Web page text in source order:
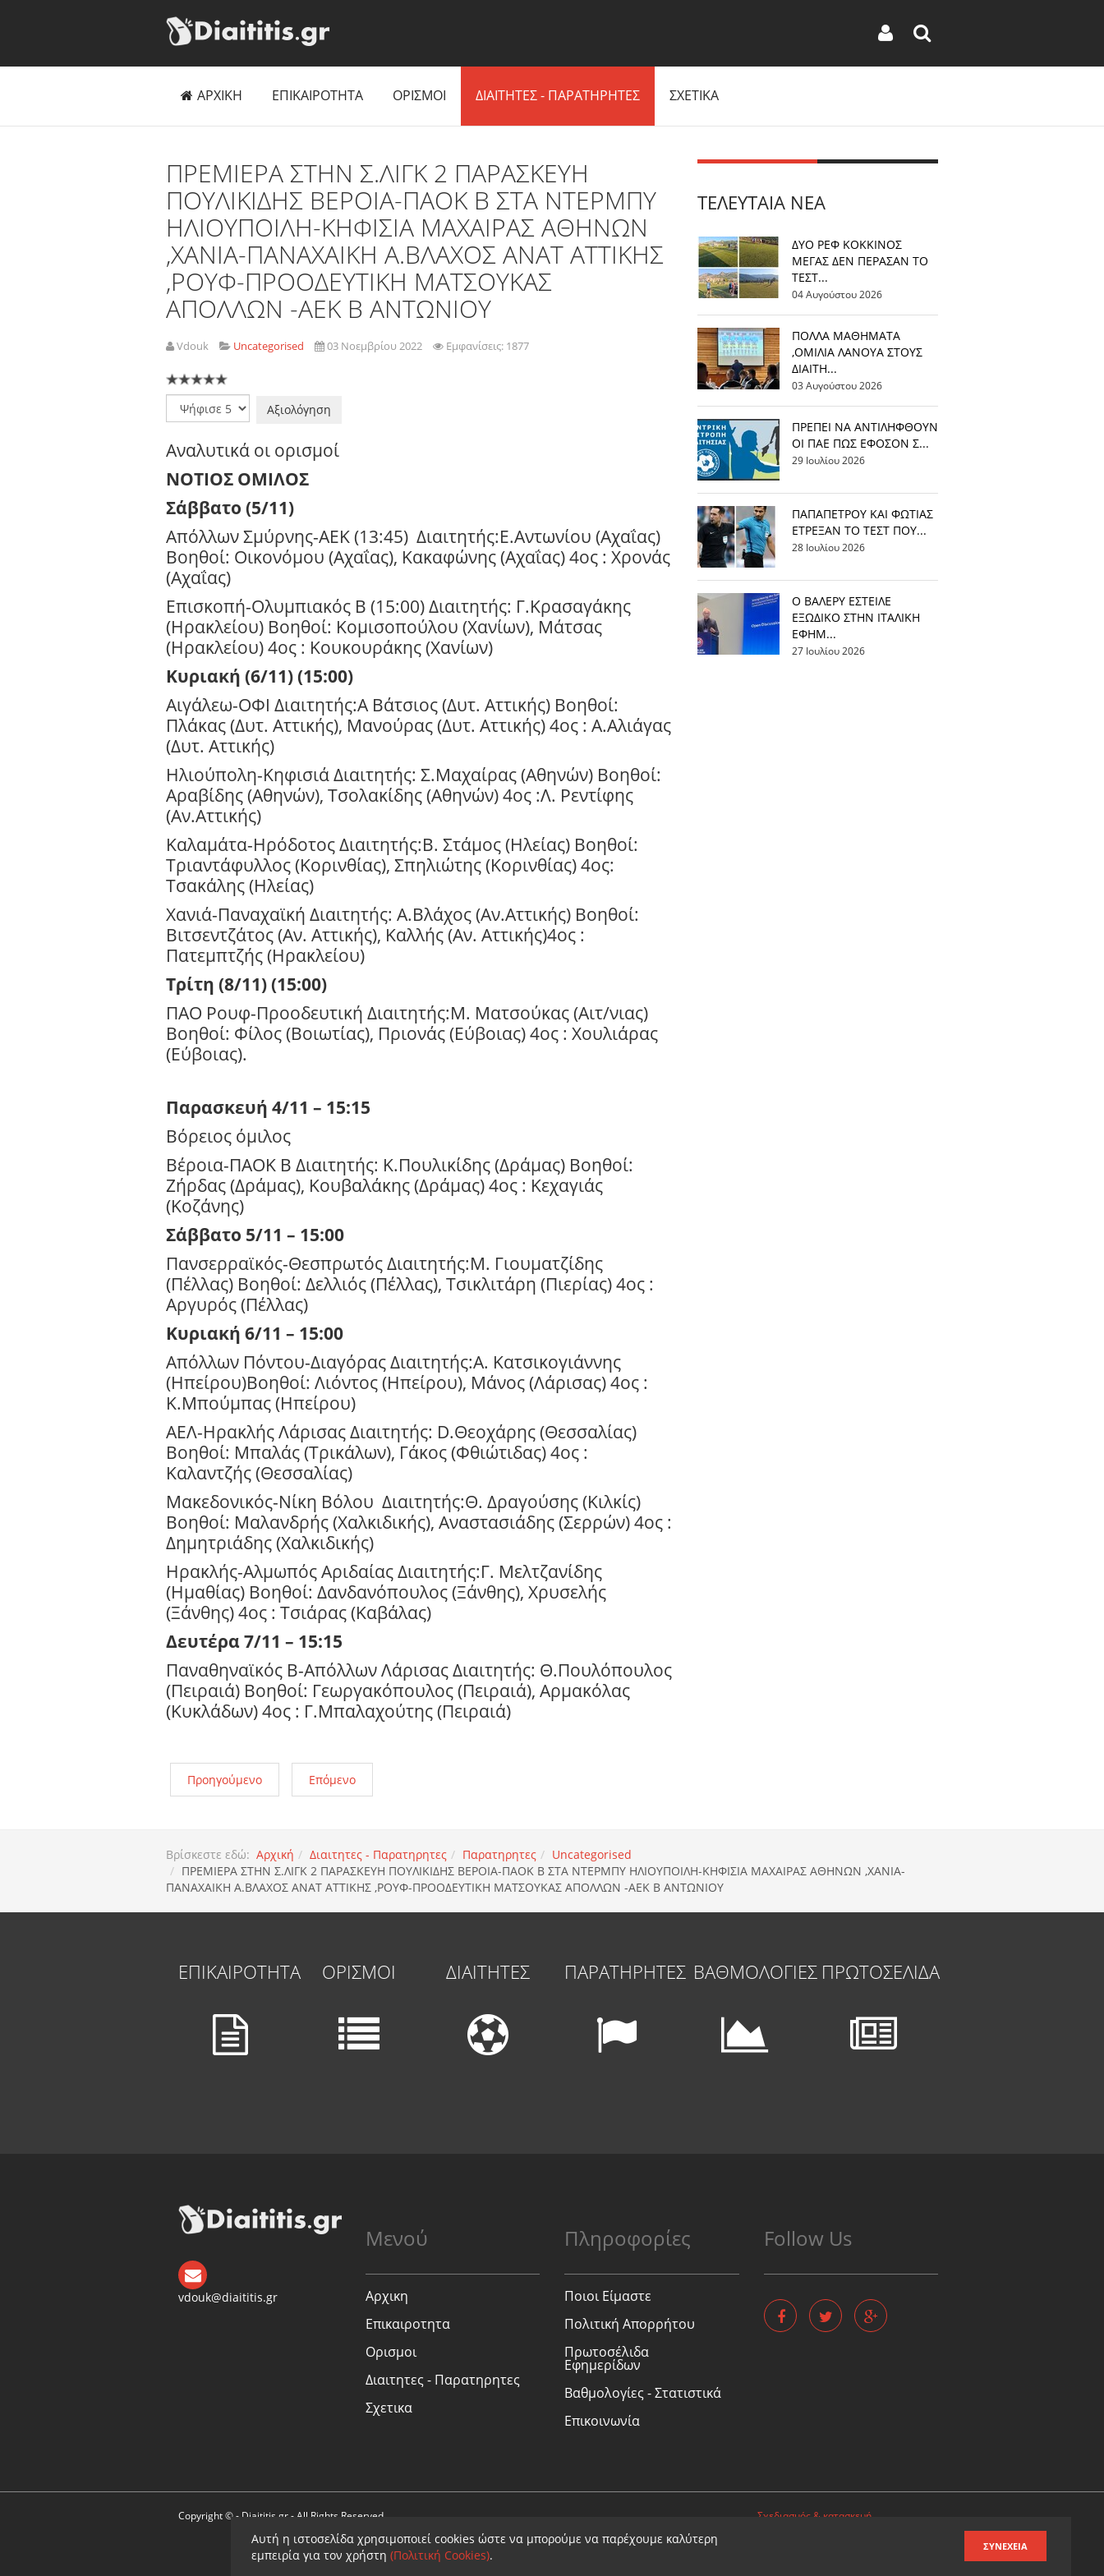
ΑΡΧΙΚΗ ΕΠΙΚΑΙΡΟΤΗΤΑ ΟΡΙΣΜΟΙ ΔΙΑΙΤΗΤΕΣ - ΠΑΡΑΤΗΡΗΤΕΣ ΣΧΕΤΙΚΑ
ΠΡΕΜΙΕΡΑ ΣΤΗΝ Σ.ΛΙΓΚ 2 ΠΑΡΑΣΚΕΥΗ
ΠΟΥΛΙΚΙΔΗΣ ΒΕΡΟΙΑ-ΠΑΟΚ Β ΣΤΑ ΝΤΕΡΜΠΥ
ΗΛΙΟΥΠΟΙΛΗ-ΚΗΦΙΣΙΑ ΜΑΧΑΙΡΑΣ ΑΘΗΝΩΝ
,ΧΑΝΙΑ-ΠΑΝΑΧΑΙΚΗ Α.ΒΛΑΧΟΣ ΑΝΑΤ ΑΤΤΙΚΗΣ
,ΡΟΥΦ-ΠΡΟΟΔΕΥΤΙΚΗ ΜΑΤΣΟΥΚΑΣ
ΑΠΟΛΛΩΝ -ΑΕΚ Β ΑΝΤΩΝΙΟΥ
Vdouk Uncategorised 03 Νοεμβρίου 2022 Εμφανίσεις: 1877
Παρακαλώ
αξιολογήστε
Αναλυτικά οι ορισμοί
ΝΟΤΙΟΣ ΟΜΙΛΟΣ
Σάββατο (5/11)
Απόλλων Σμύρνης-ΑΕΚ (13:45) Διαιτητής:Ε.Αντωνίου (Αχαΐας)
Βοηθοί: Οικονόμου (Αχαΐας), Κακαφώνης (Αχαΐας) 4ος : Χρονάς
(Αχαΐας)
Επισκοπή-Ολυμπιακός Β (15:00) Διαιτητής: Γ.Κρασαγάκης
(Ηρακλείου) Βοηθοί: Κομισοπούλου (Χανίων), Μάτσας
(Ηρακλείου) 4ος : Κουκουράκης (Χανίων)
Κυριακή (6/11) (15:00)
Αιγάλεω-ΟΦΙ Διαιτητής:Α Βάτσιος (Δυτ. Αττικής) Βοηθοί:
Πλάκας (Δυτ. Αττικής), Μανούρας (Δυτ. Αττικής) 4ος : Α.Αλιάγας
(Δυτ. Αττικής)
Ηλιούπολη-Κηφισιά Διαιτητής: Σ.Μαχαίρας (Αθηνών) Βοηθοί:
Αραβίδης (Αθηνών), Τσολακίδης (Αθηνών) 4ος :Λ. Ρεντίφης
(Αν.Αττικής)
Καλαμάτα-Ηρόδοτος Διαιτητής:Β. Στάμος (Ηλείας) Βοηθοί:
Τριαντάφυλλος (Κορινθίας), Σπηλιώτης (Κορινθίας) 4ος:
Τσακάλης (Ηλείας)
Χανιά-Παναχαϊκή Διαιτητής: Α.Βλάχος (Αν.Αττικής) Βοηθοί:
Βιτσεντζάτος (Αν. Αττικής), Καλλής (Αν. Αττικής)4ος :
Πατεμπτζής (Ηρακλείου)
Τρίτη (8/11) (15:00)
ΠΑΟ Ρουφ-Προοδευτική Διαιτητής:Μ. Ματσούκας (Αιτ/νιας)
Βοηθοί: Φίλος (Βοιωτίας), Πριονάς (Εύβοιας) 4ος : Χουλιάρας
(Εύβοιας).
Παρασκευή 4/11 – 15:15
Βόρειος όμιλος
Bέροια-ΠΑΟΚ Β Διαιτητής: K.Πουλικίδης (Δράμας) Βοηθοί:
Ζήρδας (Δράμας), Κουβαλάκης (Δράμας) 4ος : Κεχαγιάς
(Κοζάνης)
Σάββατο 5/11 – 15:00
Πανσερραϊκός-Θεσπρωτός Διαιτητής:M. Γιουματζίδης
(Πέλλας) Βοηθοί: Δελλιός (Πέλλας), Τσικλιτάρη (Πιερίας) 4ος :
Αργυρός (Πέλλας)
Κυριακή 6/11 – 15:00
Απόλλων Πόντου-Διαγόρας Διαιτητής:A. Κατσικογιάννης
(Ηπείρου)Βοηθοί: Λιόντος (Ηπείρου), Μάνος (Λάρισας) 4ος :
K.Μπούμπας (Ηπείρου)
ΑΕΛ-Ηρακλής Λάρισας Διαιτητής: D.Θεοχάρης (Θεσσαλίας)
Βοηθοί: Μπαλάς (Τρικάλων), Γάκος (Φθιώτιδας) 4ος :
Καλαντζής (Θεσσαλίας)
Μακεδονικός-Νίκη Βόλου Διαιτητής:Θ. Δραγούσης (Κιλκίς)
Βοηθοί: Μαλανδρής (Χαλκιδικής), Αναστασιάδης (Σερρών) 4ος :
Δημητριάδης (Χαλκιδικής)
Ηρακλής-Αλμωπός Αριδαίας Διαιτητής:Γ. Μελτζανίδης
(Ημαθίας) Βοηθοί: Δανδανόπουλος (Ξάνθης), Χρυσελής
(Ξάνθης) 4ος : Τσιάρας (Καβάλας)
Δευτέρα 7/11 – 15:15
Παναθηναϊκός Β-Απόλλων Λάρισας Διαιτητής: Θ.Πουλόπουλος
(Πειραιά) Βοηθοί: Γεωργακόπουλος (Πειραιά), Αρμακόλας
(Κυκλάδων) 4ος : Γ.Μπαλαχούτης (Πειραιά)
Προηγούμενο Επόμενο
ΤΕΛΕΥΤΑΊΑ ΝΈΑ
ΔΥΟ ΡΕΦ ΚΟΚΚΙΝΟΣ
ΜΕΓΑΣ ΔΕΝ ΠΕΡΑΣΑΝ ΤΟ
ΤΕΣΤ...
04 Αυγούστου 2026
ΠΟΛΛΑ ΜΑΘΗΜΑΤΑ
,ΟΜΙΛΙΑ ΛΑΝΟΥΑ ΣΤΟΥΣ
ΔΙΑΙΤΗ...
03 Αυγούστου 2026
ΠΡΕΠΕΙ ΝΑ ΑΝΤΙΛΗΦΘΟΥΝ
ΟΙ ΠΑΕ ΠΩΣ ΕΦΟΣΟΝ Σ...
29 Ιουλίου 2026
ΠΑΠΑΠΕΤΡΟΥ ΚΑΙ ΦΩΤΙΑΣ
ΕΤΡΕΞΑΝ ΤΟ ΤΕΣΤ ΠΟΥ...
28 Ιουλίου 2026
Ο ΒΑΛΕΡΥ ΕΣΤΕΙΛΕ
ΕΞΩΔΙΚΟ ΣΤΗΝ ΙΤΑΛΙΚΗ
ΕΦΗΜ...
27 Ιουλίου 2026
Βρίσκεστε εδώ: Αρχική Διαιτητες - Παρατηρητες Παρατηρητες
Uncategorised
ΠΡΕΜΙΕΡΑ ΣΤΗΝ Σ.ΛΙΓΚ 2 ΠΑΡΑΣΚΕΥΗ ΠΟΥΛΙΚΙΔΗΣ ΒΕΡΟΙΑ-ΠΑΟΚ Β ΣΤΑ ΝΤΕΡΜΠΥ ΗΛΙΟΥΠΟΙΛΗ-ΚΗΦΙΣΙΑ ΜΑΧΑΙΡΑΣ ΑΘΗΝΩΝ ,ΧΑΝΙΑ-
ΠΑΝΑΧΑΙΚΗ Α.ΒΛΑΧΟΣ ΑΝΑΤ ΑΤΤΙΚΗΣ ,ΡΟΥΦ-ΠΡΟΟΔΕΥΤΙΚΗ ΜΑΤΣΟΥΚΑΣ ΑΠΟΛΛΩΝ -ΑΕΚ Β ΑΝΤΩΝΙΟΥ
ΕΠΙΚΑΙΡΟΤΗΤΑ ΟΡΙΣΜΟΙ ΔΙΑΙΤΗΤΕΣ ΠΑΡΑΤΗΡΗΤΕΣ ΒΑΘΜΟΛΟΓΙΕΣ ΠΡΩΤΟΣΕΛΙΔΑ
vdouk@diaititis.gr
Μενού
Αρχικη
Επικαιροτητα
Ορισμοι
Διαιτητες - Παρατηρητες
Σχετικα
Πληροφορίες
Ποιοι Είμαστε
Πολιτική Απορρήτου
Πρωτοσέλιδα
Εφημερίδων
Βαθμολογίες - Στατιστικά
Επικοινωνία
Follow Us
Copyright © - Diaititis.gr - All Rights Reserved.
Σχεδιασμός & κατασκευή
Αυτή η ιστοσελίδα χρησιμοποιεί cookies ώστε να μπορούμε να παρέχουμε καλύτερη
εμπειρία για τον χρήστη (Πολιτική Cookies).
ΣΥΝΈΧΕΙΑ